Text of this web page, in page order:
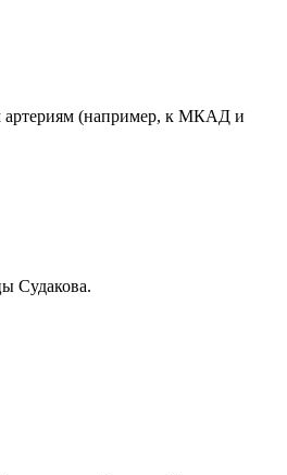
артериям (например, к МКАД и
Судакова.